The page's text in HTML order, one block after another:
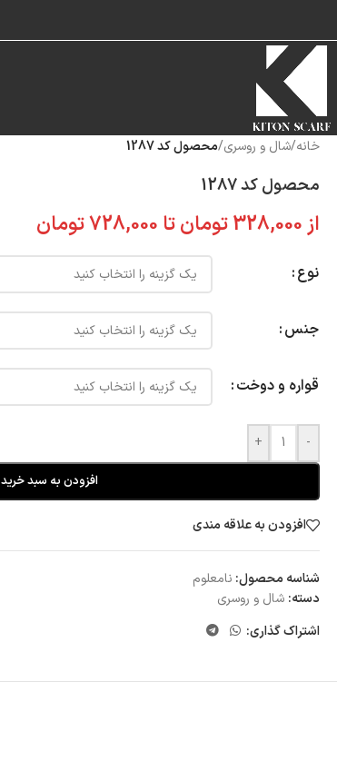
خانه/شال و روسری/محصول کد 1287
محصول کد 1287
از328,000تومانتا 728,000تومان
نوع
جنس
قواره و دوخت
-
+
افزودن به سبد خرید
افزودن به علاقه مندی
شناسه محصول: نامعلوم
دسته: شال و روسری
اشتراک گذاری: